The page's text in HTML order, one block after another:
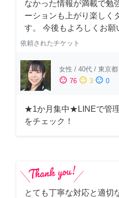
なかった情報が満載で勉
ーションも上がり楽しく
す。 今後もよろしくお願
依頼されたチケット
女性 / 40代 / 東京都
sentiment_satisfied 76 sentiment_neutral 3 sentiment_dissatisfied 0
★1か月集中★LINEで管
をチェック！
とても丁寧な対応と適切